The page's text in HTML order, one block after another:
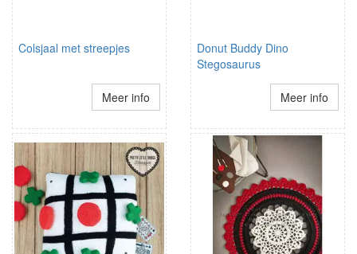
Colsjaal met streepjes
Meer info
Donut Buddy Dino
Stegosaurus
Meer info